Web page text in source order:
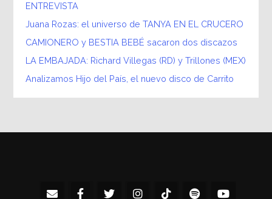
ENTREVISTA
Juana Rozas: el universo de TANYA EN EL CRUCERO
CAMIONERO y BESTIA BEBÉ sacaron dos discazos
LA EMBAJADA: Richard Villegas (RD) y Trillones (MEX)
Analizamos Hijo del País, el nuevo disco de Carrito